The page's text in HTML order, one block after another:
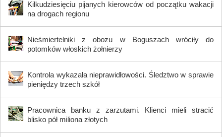
Kilkudziesięciu pijanych kierowców od początku wakacji
na drogach regionu
Nieśmiertelniki z obozu w Boguszach wróciły do
potomków włoskich żołnierzy
Kontrola wykazała nieprawidłowości. Śledztwo w sprawie
pieniędzy trzech szkół
Pracownica banku z zarzutami. Klienci mieli stracić
blisko pół miliona złotych